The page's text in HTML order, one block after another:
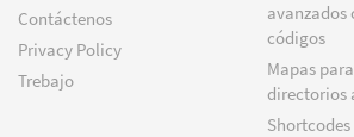
Contáctenos
Privacy Policy
Trebajo
avanzados
códigos
Mapas
directorios